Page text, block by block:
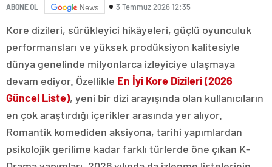
ABONE OL News 3 Temmuz 2026 12:35
Kore dizileri, sürükleyici hikâyeleri, güçlü oyunculuk
performansları ve yüksek prodüksiyon kalitesiyle
dünya genelinde milyonlarca izleyiciye ulaşmaya
devam ediyor. Özellikle En İyi Kore Dizileri (2026
Güncel Liste), yeni bir dizi arayışında olan kullanıcıların
en çok araştırdığı içerikler arasında yer alıyor.
Romantik komediden aksiyona, tarihi yapımlardan
psikolojik gerilime kadar farklı türlerde öne çıkan K-